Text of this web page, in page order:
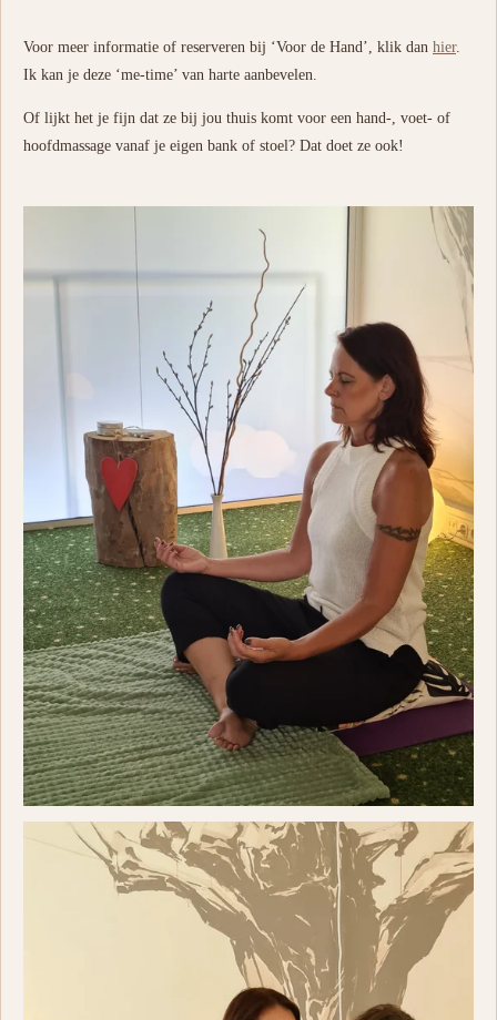
Voor meer informatie of reserveren bij ‘Voor de Hand’, klik dan hier.
Ik kan je deze ‘me-time’ van harte aanbevelen.
Of lijkt het je fijn dat ze bij jou thuis komt voor een hand-, voet- of
hoofdmassage vanaf je eigen bank of stoel? Dat doet ze ook!